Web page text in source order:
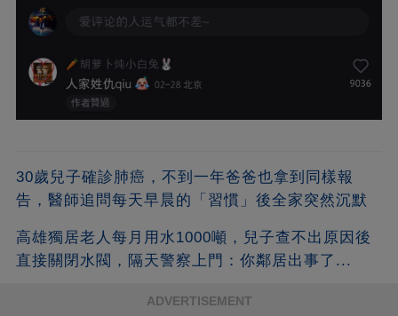
30歲兒子確診肺癌，不到一年爸爸也拿到同樣報
告，醫師追問每天早晨的「習慣」後全家突然沉默
高雄獨居老人每月用水1000噸，兒子查不出原因後
直接關閉水閥，隔天警察上門：你鄰居出事了...
ADVERTISEMENT